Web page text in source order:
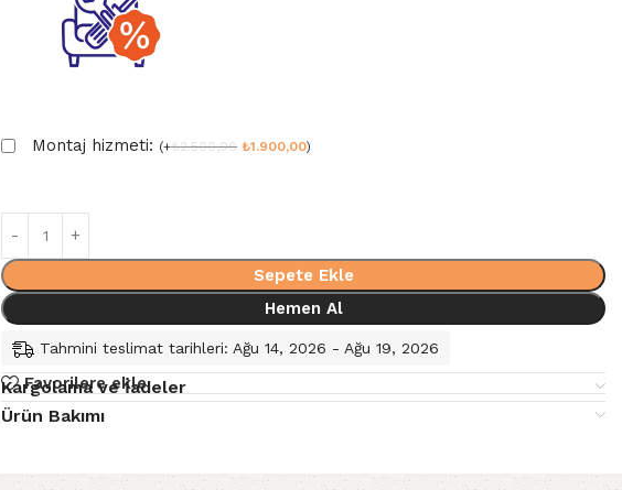
Montaj hizmeti: (+₺2.500,00 ₺1.900,00)
Sepete Ekle
Hemen Al
Tahmini teslimat tarihleri: Ağu 14, 2026 - Ağu 19, 2026
Favorilere ekle
Kargolama ve İadeler
Ürün Bakımı